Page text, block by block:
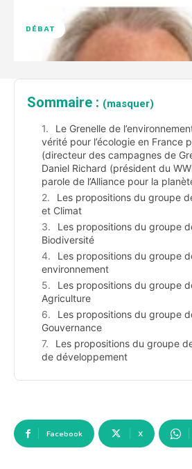
DÉBAT
Sommaire : (masquer)
Le Grenelle de
vérité pour l’écologie en France
(directeur des campagnes de
Daniel Richard (président du
parole de l’Alliance pour la
Les propositions du groupe
et Climat
Les propositions du groupe
Biodiversité
Les propositions du groupe
environnement
Les propositions du groupe
Agriculture
Les propositions du groupe
Gouvernance
Les propositions du groupe
de développement
Facebook X